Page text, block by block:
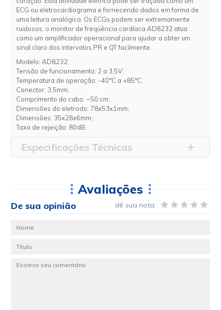
ECG ou eletrocardiograma e fornecendo dados em forma de
uma leitura analógica. Os ECGs podem ser extremamente
ruidosos, o monitor de freqüência cardíaca AD8232 atua
como um amplificador operacional para ajudar a obter um
sinal claro dos intervalos PR e QT facilmente.
Modelo: AD8232;
Tensão de funcionamento: 2 a 3,5V;
Temperatura de operação: -40°C a +85°C;
Conector: 3,5mm;
Comprimento do cabo: ~50 cm;
Dimensões do eletrodo: 78x53x1mm;
Dimensões: 35x28x6mm;
Taxa de rejeição: 80dB.
Especificações Técnicas
Avaliações
De sua opinião dê sua nota: